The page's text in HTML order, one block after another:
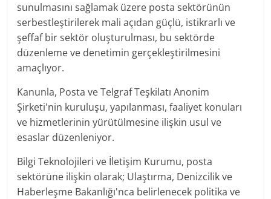
sunulmasını sağlamak üzere posta sektörünün
serbestleştirilerek mali açıdan güçlü, istikrarlı ve
şeffaf bir sektör oluşturulması, bu sektörde
düzenleme ve denetimin gerçekleştirilmesini
amaçlıyor.
Kanunla, Posta ve Telgraf Teşkilatı Anonim
Şirketi'nin kuruluşu, yapılanması, faaliyet konuları
ve hizmetlerinin yürütülmesine ilişkin usul ve
esaslar düzenleniyor.
Bilgi Teknolojileri ve İletişim Kurumu, posta
sektörüne ilişkin olarak; Ulaştırma, Denizcilik ve
Haberleşme Bakanlığı'nca belirlenecek politika ve